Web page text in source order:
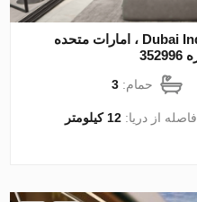
آپارتمان در Dubai Industrial Park، Dubai ، امارات متحده
حمام:3
فاصله از دریا:12 کیلومتر